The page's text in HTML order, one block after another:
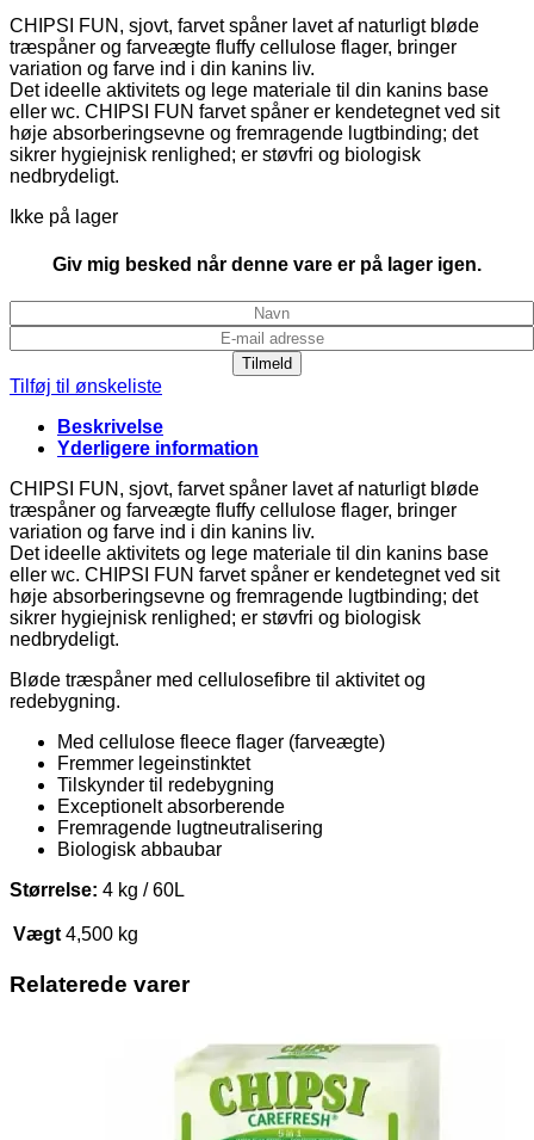
CHIPSI FUN, sjovt, farvet spåner lavet af naturligt bløde
træspåner og farveægte fluffy cellulose flager, bringer
variation og farve ind i din kanins liv.
Det ideelle aktivitets og lege materiale til din kanins base
eller wc. CHIPSI FUN farvet spåner er kendetegnet ved sit
høje absorberingsevne og fremragende lugtbinding; det
sikrer hygiejnisk renlighed; er støvfri og biologisk
nedbrydeligt.
Ikke på lager
Giv mig besked når denne vare er på lager igen.
Tilmeld
Tilføj til ønskeliste
Beskrivelse
Yderligere information
CHIPSI FUN, sjovt, farvet spåner lavet af naturligt bløde
træspåner og farveægte fluffy cellulose flager, bringer
variation og farve ind i din kanins liv.
Det ideelle aktivitets og lege materiale til din kanins base
eller wc. CHIPSI FUN farvet spåner er kendetegnet ved sit
høje absorberingsevne og fremragende lugtbinding; det
sikrer hygiejnisk renlighed; er støvfri og biologisk
nedbrydeligt.
Bløde træspåner med cellulosefibre til aktivitet og
redebygning.
Med cellulose fleece flager (farveægte)
Fremmer legeinstinktet
Tilskynder til redebygning
Exceptionelt absorberende
Fremragende lugtneutralisering
Biologisk abbaubar
Størrelse: 4 kg / 60L
Vægt 4,500 kg
Relaterede varer